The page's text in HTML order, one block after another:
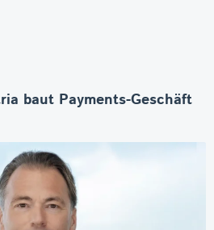
baut Payments-Geschäft